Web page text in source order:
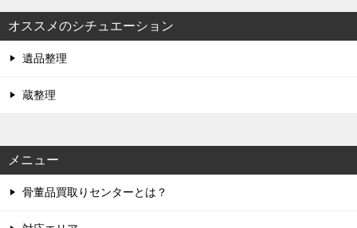
オススメのシチュエーション
遺品整理
蔵整理
メニュー
骨董品買取りセンターとは？